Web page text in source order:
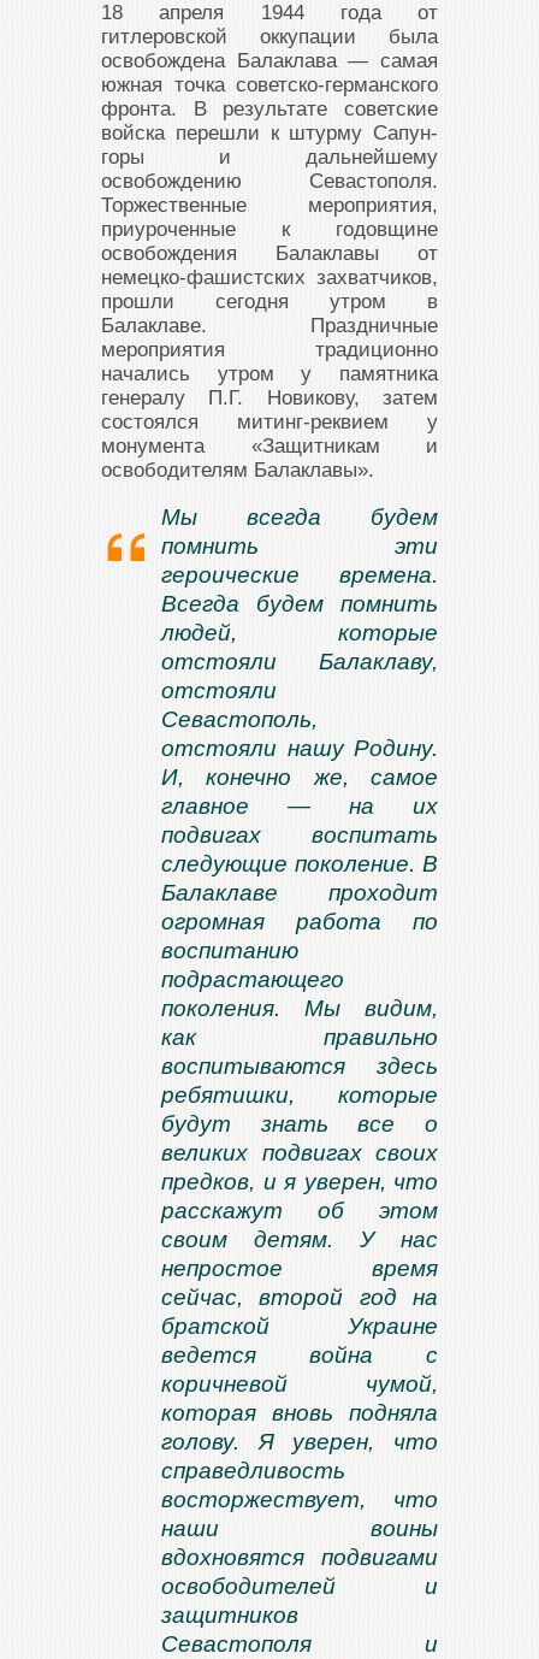
18 апреля 1944 года от
гитлеровской оккупации была
освобождена Балаклава — самая
южная точка советско-германского
фронта. В результате советские
войска перешли к штурму Сапун-
горы и дальнейшему
освобождению Севастополя.
Торжественные мероприятия,
приуроченные к годовщине
освобождения Балаклавы от
немецко-фашистских захватчиков,
прошли сегодня утром в
Балаклаве. Праздничные
мероприятия традиционно
начались утром у памятника
генералу П.Г. Новикову, затем
состоялся митинг-реквием у
монумента «Защитникам и
освободителям Балаклавы».
Мы всегда будем
помнить эти
героические времена.
Всегда будем помнить
людей, которые
отстояли Балаклаву,
отстояли
Севастополь,
отстояли нашу Родину.
И, конечно же, самое
главное — на их
подвигах воспитать
следующие поколение. В
Балаклаве проходит
огромная работа по
воспитанию
подрастающего
поколения. Мы видим,
как правильно
воспитываются здесь
ребятишки, которые
будут знать все о
великих подвигах своих
предков, и я уверен, что
расскажут об этом
своим детям. У нас
непростое время
сейчас, второй год на
братской Украине
ведется война с
коричневой чумой,
которая вновь подняла
голову. Я уверен, что
справедливость
восторжествует, что
наши воины
вдохновятся подвигами
освободителей и
защитников
Севастополя и